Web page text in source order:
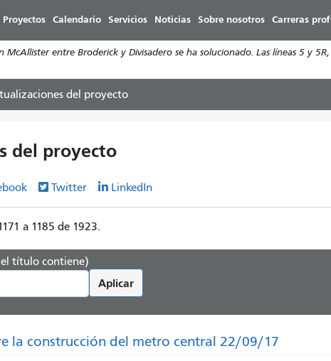
al
contenido
principal
Proyectos Calendario Servicios Noticias Sobre nosotros Carreras
McAllister entre Broderick y Divisadero se ha solucionado. Las líneas 5 y
del proyecto
del proyecto
Twitter LinkedIn
a 1185 de 1923.
título contiene)
Aplicar
la construcción del metro central 22/09/17